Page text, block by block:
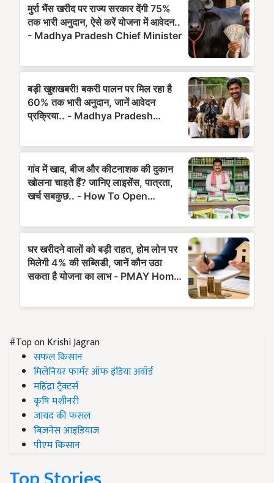
#Top on Krishi Jagran
सफल किसान
मिलेनियर फार्मर ऑफ इंडिया अवॉर्ड
महिंद्रा ट्रैक्टर्स
कृषि मशीनरी
जायद की फसल
बिज़नेस आइडियाज
पीएम किसान